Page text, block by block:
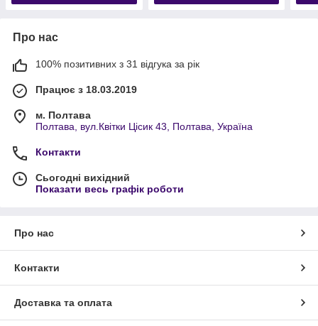
Про нас
100% позитивних з 31 відгука за рік
Працює з 18.03.2019
м. Полтава
Полтава, вул.Квітки Цісик 43, Полтава, Україна
Контакти
Сьогодні вихідний
Показати весь графік роботи
Про нас
Контакти
Доставка та оплата